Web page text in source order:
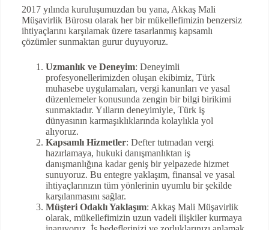
2017 yılında kuruluşumuzdan bu yana, Akkaş Mali
Müşavirlik Bürosu olarak her bir mükellefimizin benzersiz
ihtiyaçlarını karşılamak üzere tasarlanmış kapsamlı
çözümler sunmaktan gurur duyuyoruz.
Uzmanlık ve Deneyim: Deneyimli
profesyonellerimizden oluşan ekibimiz, Türk
muhasebe uygulamaları, vergi kanunları ve yasal
düzenlemeler konusunda zengin bir bilgi birikimi
sunmaktadır. Yılların deneyimiyle, Türk iş
dünyasının karmaşıklıklarında kolaylıkla yol
alıyoruz.
Kapsamlı Hizmetler: Defter tutmadan vergi
hazırlamaya, hukuki danışmanlıktan iş
danışmanlığına kadar geniş bir yelpazede hizmet
sunuyoruz. Bu entegre yaklaşım, finansal ve yasal
ihtiyaçlarınızın tüm yönlerinin uyumlu bir şekilde
karşılanmasını sağlar.
Müşteri Odaklı Yaklaşım: Akkaş Mali Müşavirlik
olarak, mükellefimizin uzun vadeli ilişkiler kurmaya